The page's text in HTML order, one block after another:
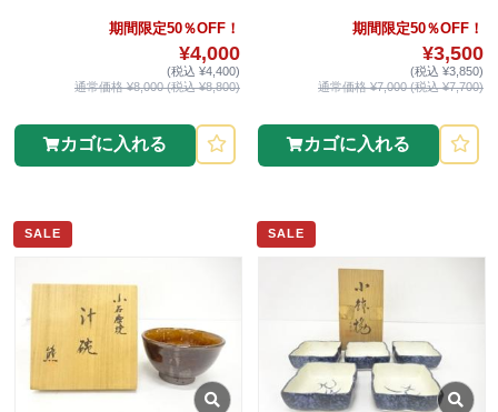
期間限定50％OFF！
¥4,000
(税込 ¥4,400)
通常価格 ¥8,000 (税込 ¥8,800)
カゴに入れる
期間限定50％OFF！
¥3,500
(税込 ¥3,850)
通常価格 ¥7,000 (税込 ¥7,700)
カゴに入れる
SALE SALE